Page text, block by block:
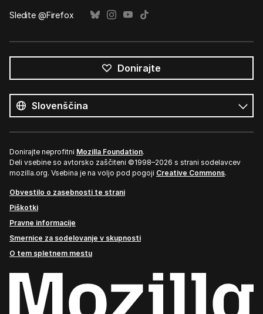
Sledite @Firefox
Donirajte
jeziki
Jezik
Donirajte neprofitni Mozilla Foundation.
Deli vsebine so avtorsko zaščiteni ©1998–2026 s strani sodelavcev
mozilla.org. Vsebina je na voljo pod pogoji Creative Commons.
Obvestilo o zasebnosti te strani
Piškotki
Pravne informacije
Smernice za sodelovanje v skupnosti
O tem spletnem mestu